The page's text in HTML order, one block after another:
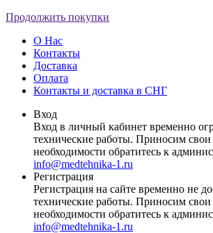
Продолжить покупки
О Нас
Контакты
Доставка
Оплата
Контакты и доставка в СНГ
Вход
Вход в личный кабинет временно
технические работы. Приносим
необходимости обратитесь к
info@medtehnika-1.ru
Регистрация
Регистрация на сайте временно не
технические работы. Приносим
необходимости обратитесь к
info@medtehnika-1.ru